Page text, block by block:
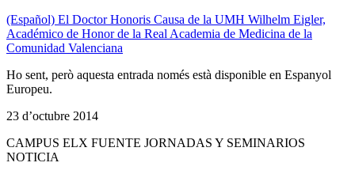
(Español) El Doctor Honoris Causa de la UMH Wilhelm Eigler,
Académico de Honor de la Real Academia de Medicina de la
Comunidad Valenciana
Ho sent, però aquesta entrada només està disponible en Espanyol
Europeu.
23 d’octubre 2014
CAMPUS ELX FUENTE JORNADAS Y SEMINARIOS
NOTICIA